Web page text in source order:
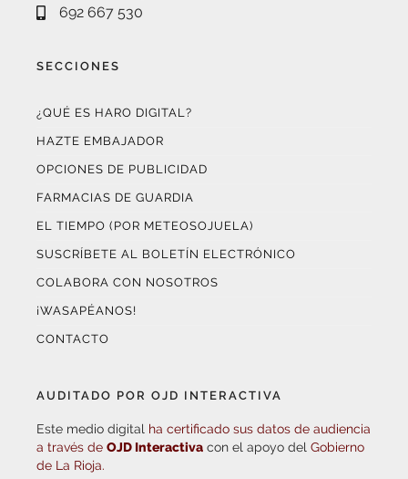
692 667 530
SECCIONES
¿QUÉ ES HARO DIGITAL?
HAZTE EMBAJADOR
OPCIONES DE PUBLICIDAD
FARMACIAS DE GUARDIA
EL TIEMPO (POR METEOSOJUELA)
SUSCRÍBETE AL BOLETÍN ELECTRÓNICO
COLABORA CON NOSOTROS
¡WASAPÉANOS!
CONTACTO
AUDITADO POR OJD INTERACTIVA
Este medio digital ha certificado sus datos de audiencia
a través de OJD Interactiva con el apoyo del Gobierno
de La Rioja.